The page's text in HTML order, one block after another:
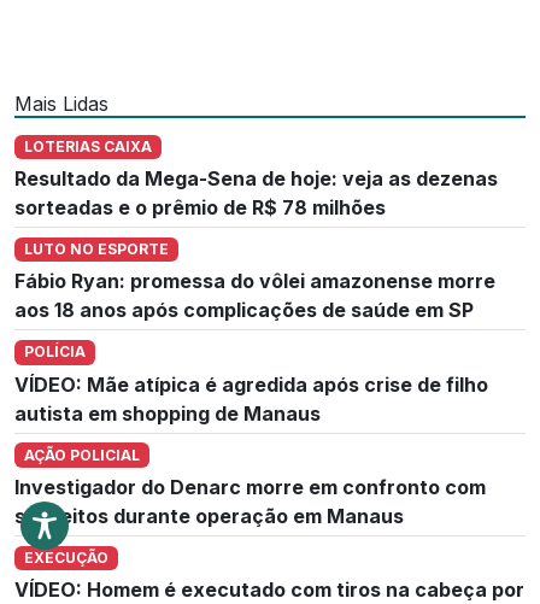
Mais Lidas
LOTERIAS CAIXA
Resultado da Mega-Sena de hoje: veja as dezenas
sorteadas e o prêmio de R$ 78 milhões
LUTO NO ESPORTE
Fábio Ryan: promessa do vôlei amazonense morre
aos 18 anos após complicações de saúde em SP
POLÍCIA
VÍDEO: Mãe atípica é agredida após crise de filho
autista em shopping de Manaus
AÇÃO POLICIAL
Investigador do Denarc morre em confronto com
suspeitos durante operação em Manaus
EXECUÇÃO
VÍDEO: Homem é executado com tiros na cabeça por